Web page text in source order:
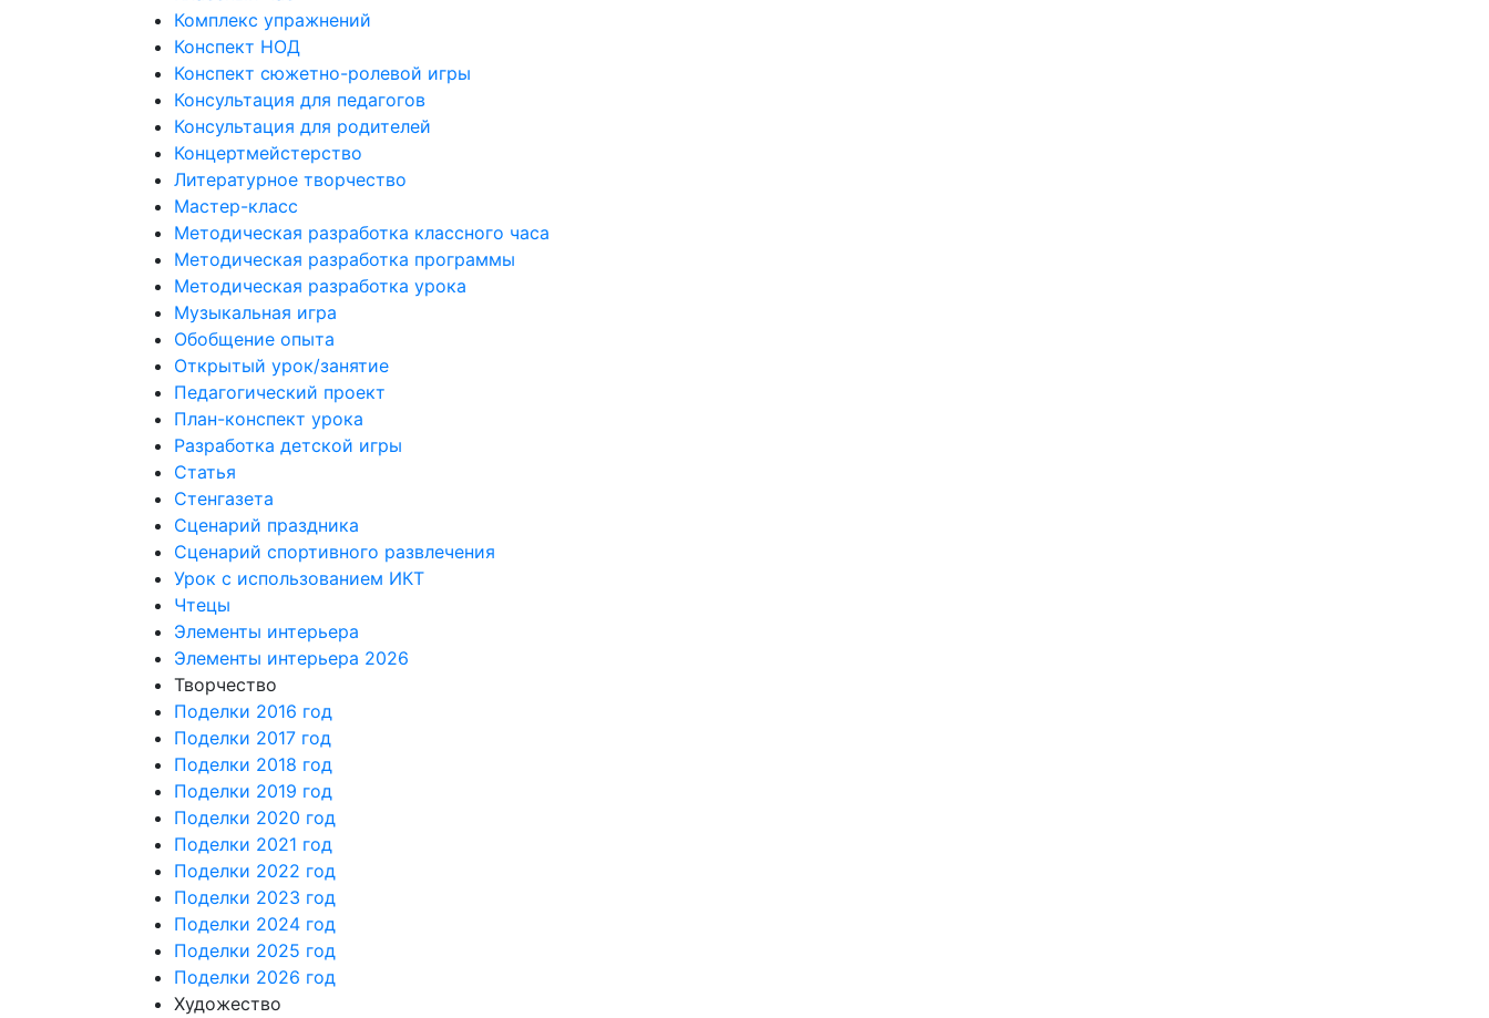
Комплекс упражнений
Конспект НОД
Конспект сюжетно-ролевой игры
Консультация для педагогов
Консультация для родителей
Концертмейстерство
Литературное творчество
Мастер-класс
Методическая разработка классного часа
Методическая разработка программы
Методическая разработка урока
Музыкальная игра
Обобщение опыта
Открытый урок/занятие
Педагогический проект
План-конспект урока
Разработка детской игры
Статья
Стенгазета
Сценарий праздника
Сценарий спортивного развлечения
Урок с использованием ИКТ
Чтецы
Элементы интерьера
Элементы интерьера 2026
Творчество
Поделки 2016 год
Поделки 2017 год
Поделки 2018 год
Поделки 2019 год
Поделки 2020 год
Поделки 2021 год
Поделки 2022 год
Поделки 2023 год
Поделки 2024 год
Поделки 2025 год
Поделки 2026 год
Художество